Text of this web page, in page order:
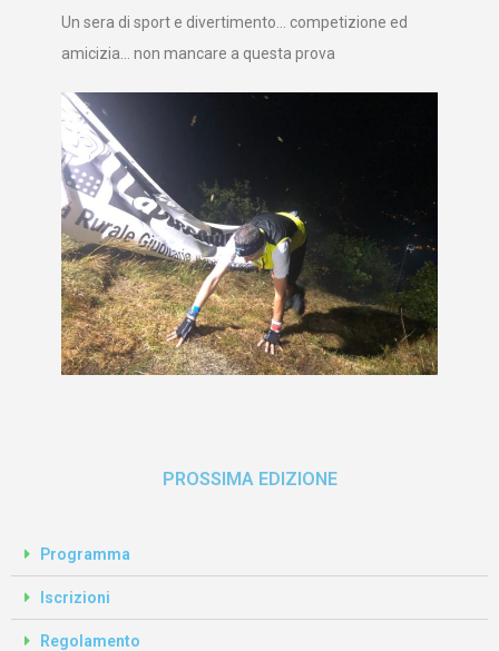
Un sera di sport e divertimento… competizione ed
amicizia… non mancare a questa prova
PROSSIMA EDIZIONE
Programma
Iscrizioni
Regolamento